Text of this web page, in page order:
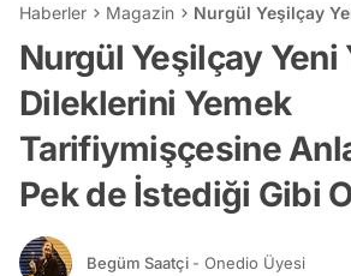
Haberler Magazin Nurgül Yeşilçay
Nurgül Yeşilçay Yeni
Dileklerini Yemek
Tarifiymişçesine
Pek de İstediği Gibi
Begüm Saatçi - Onedio Üyesi